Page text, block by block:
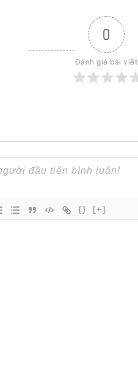
0
Đánh giá bài viết
{} [+]